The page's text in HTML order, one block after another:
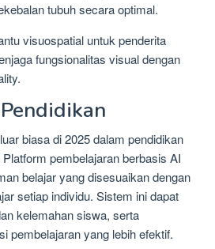
tubuh secara optimal.
visuospatial untuk penderita
fungsionalitas visual dengan
biasa di 2025 dalam pendidikan
pembelajaran berbasis AI
belajar yang disesuaikan dengan
setiap individu. Sistem ini dapat
kelemahan siswa, serta
pembelajaran yang lebih efektif.